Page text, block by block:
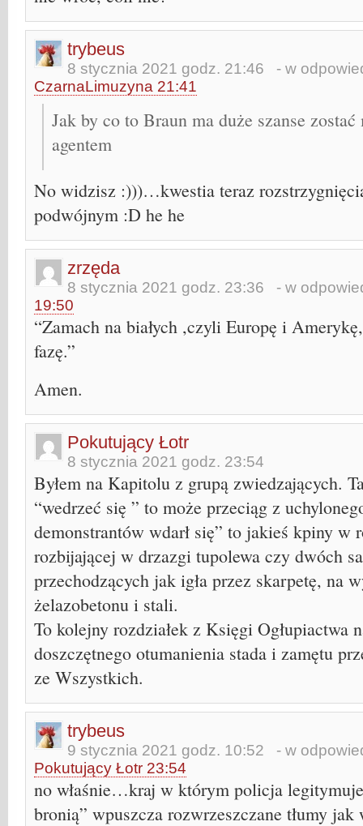
trybeus
8 stycznia 2021 godz. 21:46 - w
CzarnaLimuzyna 21:41
Jak by co to Braun ma duże szanse
agentem
No widzisz :)))…kwestia teraz
podwójnym :D he he
zrzęda
8 stycznia 2021 godz. 23:36 - w
19:50
“Zamach na białych ,czyli Europę i
fazę.”
Amen.
Pokutujący Łotr
8 stycznia 2021 godz. 23:54
Byłem na Kapitolu z grupą zwiedzających.
“wedrzeć się ” to może przeciąg z
demonstrantów wdarł się” to jakieś kpiny w
rozbijającej w drzazgi tupolewa czy dwóch
przechodzących jak igła przez skarpetę, na
żelazobetonu i stali.
To kolejny rozdziałek z Księgi Ogłupiactwa
doszczętnego otumanienia stada i zamętu
ze Wszystkich.
trybeus
9 stycznia 2021 godz. 10:52 - w
Pokutujący Łotr 23:54
no właśnie…kraj w którym policja
bronią” wpuszcza rozwrzeszczane tłumy